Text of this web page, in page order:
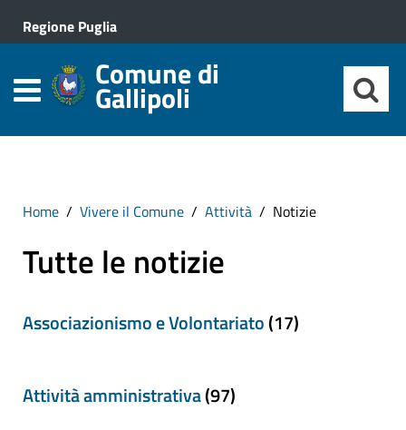
Regione Puglia
Comune di
Gallipoli
Home Vivere il Comune Attività Notizie
Tutte le notizie
Associazionismo e Volontariato(17)
Attività amministrativa(97)